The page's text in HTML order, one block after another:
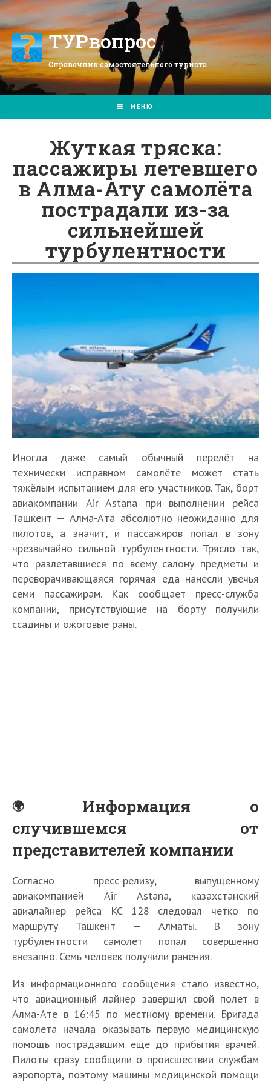
Перейти
к
содержимомуТУРвопрос
Справочник самостоятельного туриста
МЕНЮ
Жуткая тряска:
пассажиры летевшего
в Алма-Ату самолёта
пострадали из-за
сильнейшей
турбулентности
Иногда даже самый обычный перелёт на
технически исправном самолёте может стать
тяжёлым испытанием для его участников. Так, борт
авиакомпании Air Astana при выполнении рейса
Ташкент — Алма-Ата абсолютно неожиданно для
пилотов, а значит, и пассажиров попал в зону
чрезвычайно сильной турбулентности. Трясло так,
что разлетавшиеся по всему салону предметы и
переворачивающаяся горячая еда нанесли увечья
семи пассажирам. Как сообщает пресс-служба
компании, присутствующие на борту получили
ссадины и ожоговые раны.
Информация о
случившемся от
представителей компании
Согласно пресс-релизу, выпущенному
авиакомпанией Air Astana, казахстанский
авиалайнер рейса KC 128 следовал четко по
маршруту Ташкент — Алматы. В зону
турбулентности самолёт попал совершенно
внезапно. Семь человек получили ранения.
Из информационного сообщения стало известно,
что авиационный лайнер завершил свой полет в
Алма-Ате в 16:45 по местному времени. Бригада
самолета начала оказывать первую медицинскую
помощь пострадавшим еще до прибытия врачей.
Пилоты сразу сообщили о происшествии службам
аэропорта, поэтому машины медицинской помощи